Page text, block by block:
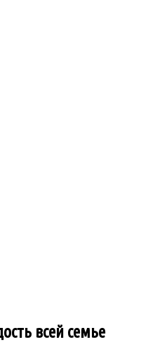
всей семье